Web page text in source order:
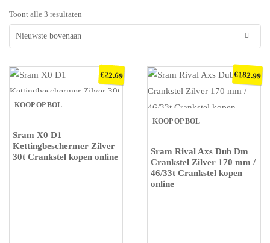
Toont alle 3 resultaten
KOOP OP BOL
Sram X0 D1
Kettingbeschermer Zilver
30t Crankstel kopen online
€22.69
KOOP OP BOL
Sram Rival Axs Dub Dm
Crankstel Zilver 170 mm /
46/33t Crankstel kopen
online
€182.99